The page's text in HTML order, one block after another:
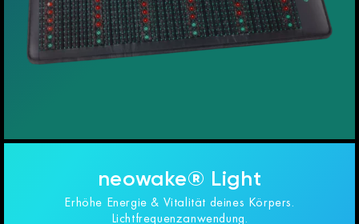
neowake® Light
Erhöhe Energie & Vitalität deines Körpers.
Lichtfrequenzanwendung.